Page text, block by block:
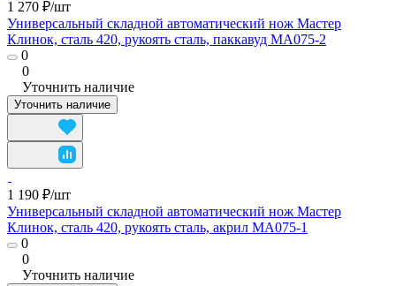
1 270 ₽/шт
Универсальный складной автоматический нож Мастер
Клинок, сталь 420, рукоять сталь, паккавуд MA075-2
0
0
Уточнить наличие
Уточнить наличие
1 190 ₽/шт
Универсальный складной автоматический нож Мастер
Клинок, сталь 420, рукоять сталь, акрил MA075-1
0
0
Уточнить наличие